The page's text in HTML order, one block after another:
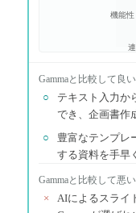
機能性
Gammaと比較して良
○
テキスト入力か
でき、企画書作
○
豊富なテンプレ
する資料を手早
Gammaと比較して悪
×
AIによるスライ